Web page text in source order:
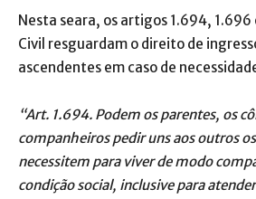
Nesta seara, os artigos 1.694, 1.696
Civil resguardam o direito de
ascendentes em caso de
“Art. 1.694. Podem os parentes, os
companheiros pedir uns aos outros
necessitem para viver de modo
condição social, inclusive para